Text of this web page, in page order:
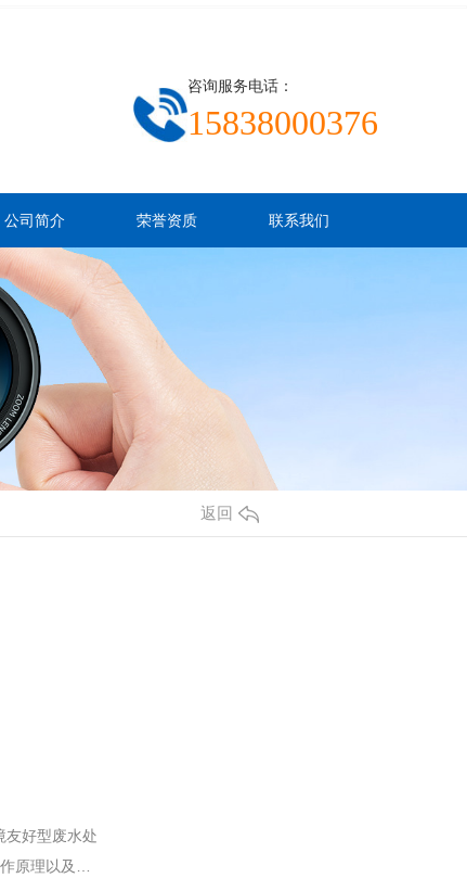
咨询服务电话：
15838000376
公司简介 荣誉资质 联系我们
返回
友好型废水处
原理以及其